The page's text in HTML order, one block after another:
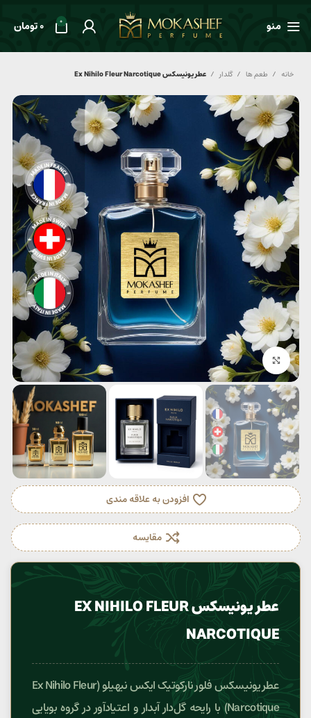
منو 0
0تومان
خانه طعم ها گلدار عطر یونیسکس Ex Nihilo Fleur Narcotique
بزرگنمایی تصویر
افزودن به علاقه مندی
مقایسه
عطر یونیسکس EX NIHILO FLEUR
NARCOTIQUE
عطر یونیسکس فلور نارکوتیک ایکس نیهیلو (Ex Nihilo Fleur
Narcotique) با رایحه گل‌دار آبدار و اعتیادآور در گروه بویایی